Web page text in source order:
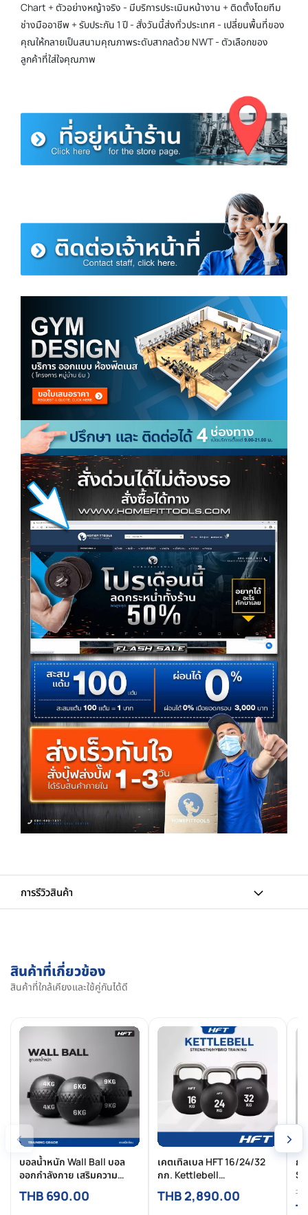
Chart + ตัวอย่างหญ้าจริง - มีบริการประเมินหน้างาน + ติดตั้งโดยทีม
ช่างมืออาชีพ + รับประกัน 1 ปี - สั่งวันนี้ส่งทั่วประเทศ - เปลี่ยนพื้นที่ของ
คุณให้กลายเป็นสนามคุณภาพระดับสากลด้วย NWT - ตัวเลือกของ
ลูกค้าที่ใส่ใจคุณภาพ
การรีวิวสินค้า
สินค้าที่เกี่ยวข้อง
สินค้าที่ใกล้เคียงและใช้คู่กันได้ดี
‹
บอลน้ำหนัก Wall Ball บอล
ออกกำลังกาย เสริมความ
แข็งแกร่งของร่างกาย
THB 690.00
เคตเทิลเบล HFT 16/24/32
กก. Kettlebell
Competition สีดำด้าน เหล็ก
หล่อเกรดแข่งขัน สำหรับฝึกที่
THB 2,890.00
ก
ห
›